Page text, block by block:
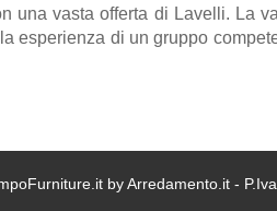
una vasta offerta di Lavelli. La
esperienza di un gruppo
by Arredamento.it -